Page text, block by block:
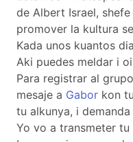
de Albert Israel,
promover la kultura
Kada unos kuantos
Aki puedes meldar i
Para registrar al
mesaje a Gabor kon
tu alkunya, i
Yo vo a transmeter tu